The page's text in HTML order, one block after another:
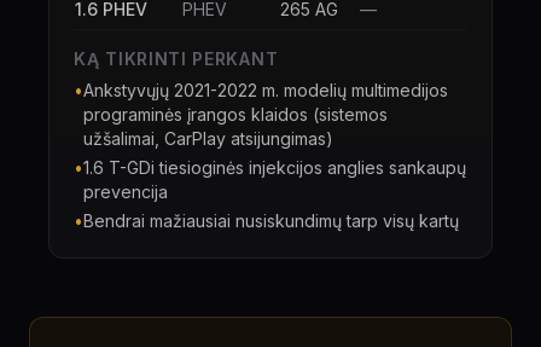
1.6 PHEV PHEV 265 AG —
KĄ TIKRINTI PERKANT
•Ankstyvųjų 2021-2022 m. modelių multimedijos
programinės įrangos klaidos (sistemos
užšalimai, CarPlay atsijungimas)
•1.6 T-GDi tiesioginės injekcijos anglies sankaupų
prevencija
•Bendrai mažiausiai nusiskundimų tarp visų kartų